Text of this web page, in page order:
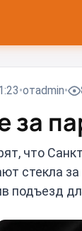
отadmin
за
что
стекла
подъезд